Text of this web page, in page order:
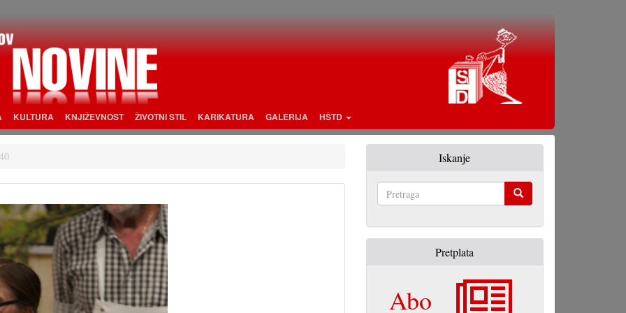
KULTURA KNJIŽEVNOST ŽIVOTNI STIL KARIKATURA GALERIJA HŠTD
Iskanje
Pretplata
Abo